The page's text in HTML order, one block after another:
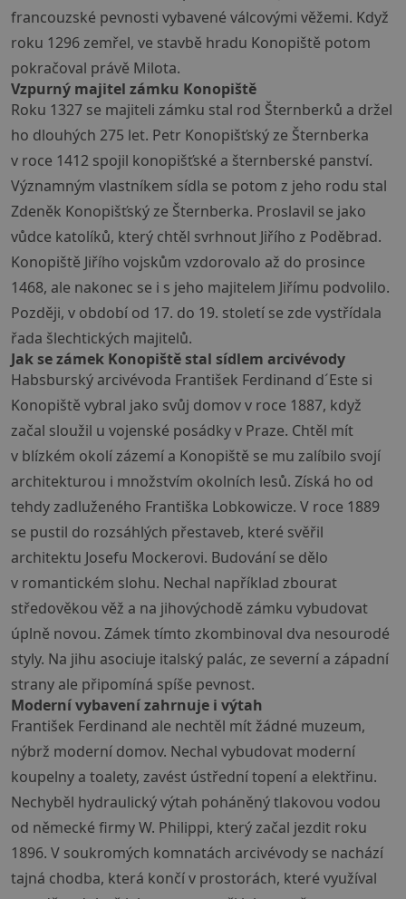
francouzské pevnosti vybavené válcovými věžemi. Když
roku 1296 zemřel, ve stavbě hradu Konopiště potom
pokračoval právě Milota.
Vzpurný majitel zámku Konopiště
Roku 1327 se majiteli zámku stal rod Šternberků a držel
ho dlouhých 275 let. Petr Konopišťský ze Šternberka
v roce 1412 spojil konopišťské a šternberské panství.
Významným vlastníkem sídla se potom z jeho rodu stal
Zdeněk Konopišťský ze Šternberka. Proslavil se jako
vůdce katolíků, který chtěl svrhnout Jiřího z Poděbrad.
Konopiště Jiřího vojskům vzdorovalo až do prosince
1468, ale nakonec se i s jeho majitelem Jiřímu podvolilo.
Později, v období od 17. do 19. století se zde vystřídala
řada šlechtických majitelů.
Jak se zámek Konopiště stal sídlem arcivévody
Habsburský arcivévoda František Ferdinand d´Este si
Konopiště vybral jako svůj domov v roce 1887, když
začal sloužil u vojenské posádky v Praze. Chtěl mít
v blízkém okolí zázemí a Konopiště se mu zalíbilo svojí
architekturou i množstvím okolních lesů. Získá ho od
tehdy zadluženého Františka Lobkowicze. V roce 1889
se pustil do rozsáhlých přestaveb, které svěřil
architektu Josefu Mockerovi. Budování se dělo
v romantickém slohu. Nechal například zbourat
středověkou věž a na jihovýchodě zámku vybudovat
úplně novou. Zámek tímto zkombinoval dva nesourodé
styly. Na jihu asociuje italský palác, ze severní a západní
strany ale připomíná spíše pevnost.
Moderní vybavení zahrnuje i výtah
František Ferdinand ale nechtěl mít žádné muzeum,
nýbrž moderní domov. Nechal vybudovat moderní
koupelny a toalety, zavést ústřední topení a elektřinu.
Nechyběl hydraulický výtah poháněný tlakovou vodou
od německé firmy W. Philippi, který začal jezdit roku
1896. V soukromých komnatách arcivévody se nachází
tajná chodba, která končí v prostorách, které využíval